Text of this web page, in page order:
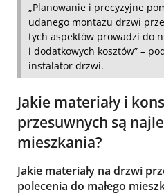
„Planowanie i precyzyjne
udanego montażu drzwi
tych aspektów prowadzi do
i dodatkowych kosztów” –
instalator drzwi.
Jakie materiały i
przesuwnych są
mieszkania?
Jakie materiały na drzwi
polecenia do małego